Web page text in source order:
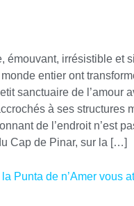
émouvant, irrésistible et
entier ont
sanctuaire de l’amour
à ses structures
de l’endroit n’est
Cap de Pinar, sur la […]
Punta de n’Amer vous